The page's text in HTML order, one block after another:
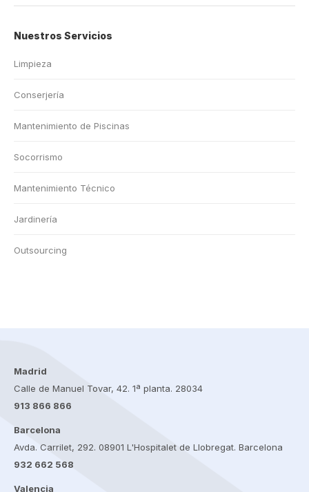
Nuestros Servicios
Limpieza
Conserjería
Mantenimiento de Piscinas
Socorrismo
Mantenimiento Técnico
Jardinería
Outsourcing
Madrid
Calle de Manuel Tovar, 42. 1ª planta. 28034
913 866 866
Barcelona
Avda. Carrilet, 292. 08901 L'Hospitalet de Llobregat. Barcelona
932 662 568
Valencia